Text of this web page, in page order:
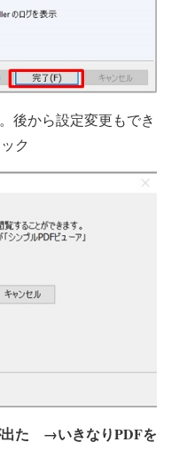
後から設定変更もでき
ク
出た →いきなりPDFを